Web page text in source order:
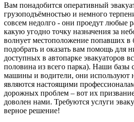
Вам понадобится оперативный
грузоподъёмностью и немного
совсем недолго - они проедут любые
какую угодно точку назначения за
волнует местоположение попавших в
подобрать и оказать вам помощь для
доступных в автопарке эвакуаторов
половина из всего парка). Наши базы
машины и водители, они используют
являются настоящими
дорожных проблем – вот их
доволен нами. Требуются услуги
верное решение!